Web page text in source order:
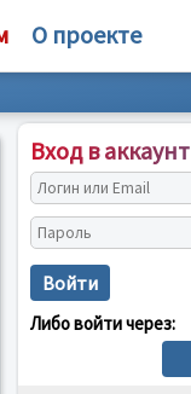
О проекте
Вход в аккаунт
Войти
Либо войти через: